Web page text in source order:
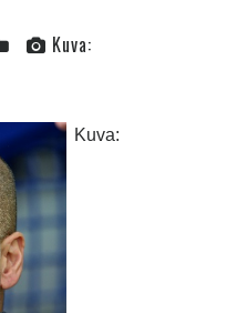
Kuva:
Kuva: